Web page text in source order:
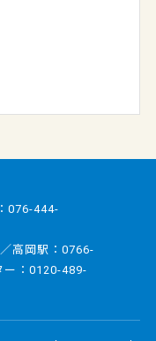
076-444-
高岡駅：0766-
ー：0120-489-